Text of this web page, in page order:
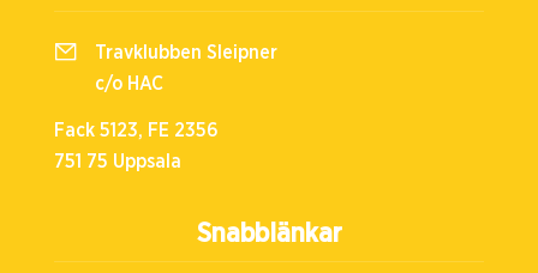
Snabblänkar
Travklubben Sleipner
c/o HAC
Fack 5123, FE 2356
751 75 Uppsala